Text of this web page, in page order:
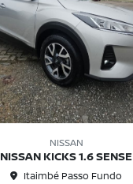
NISSAN
NISSAN KICKS 1.6 SENSE
Itaimbé Passo Fundo